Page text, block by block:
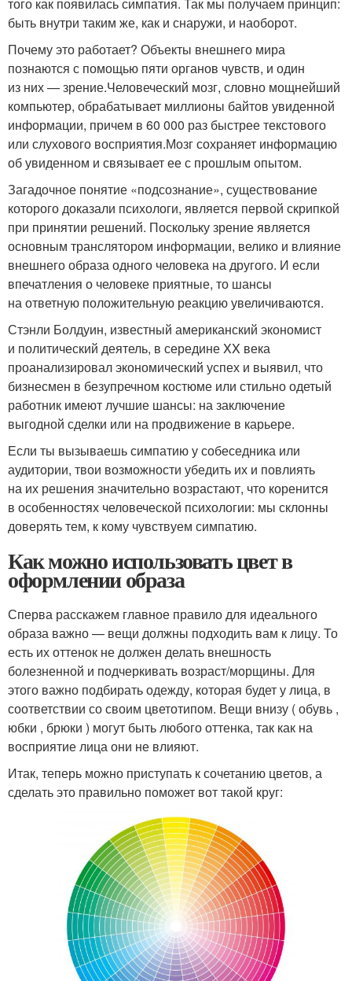
того как появилась симпатия. Так мы получаем принцип:
быть внутри таким же, как и снаружи, и наоборот.
Почему это работает? Объекты внешнего мира
познаются с помощью пяти органов чувств, и один
из них — зрение.Человеческий мозг, словно мощнейший
компьютер, обрабатывает миллионы байтов увиденной
информации, причем в 60 000 раз быстрее текстового
или слухового восприятия.Мозг сохраняет информацию
об увиденном и связывает ее с прошлым опытом.
Загадочное понятие «подсознание», существование
которого доказали психологи, является первой скрипкой
при принятии решений. Поскольку зрение является
основным транслятором информации, велико и влияние
внешнего образа одного человека на другого. И если
впечатления о человеке приятные, то шансы
на ответную положительную реакцию увеличиваются.
Стэнли Болдуин, известный американский экономист
и политический деятель, в середине XX века
проанализировал экономический успех и выявил, что
бизнесмен в безупречном костюме или стильно одетый
работник имеют лучшие шансы: на заключение
выгодной сделки или на продвижение в карьере.
Если ты вызываешь симпатию у собеседника или
аудитории, твои возможности убедить их и повлиять
на их решения значительно возрастают, что коренится
в особенностях человеческой психологии: мы склонны
доверять тем, к кому чувствуем симпатию.
Как можно использовать цвет в
оформлении образа
Сперва расскажем главное правило для идеального
образа важно — вещи должны подходить вам к лицу. То
есть их оттенок не должен делать внешность
болезненной и подчеркивать возраст/морщины. Для
этого важно подбирать одежду, которая будет у лица, в
соответствии со своим цветотипом. Вещи внизу ( обувь ,
юбки , брюки ) могут быть любого оттенка, так как на
восприятие лица они не влияют.
Итак, теперь можно приступать к сочетанию цветов, а
сделать это правильно поможет вот такой круг: